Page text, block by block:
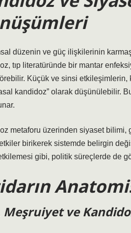
düzenin ve güç ilişkilerinin
tıp literatüründe bir mantar
Küçük ve sinsi etkileşimlerin,
kandidoz” olarak düşünülebilir.
metaforu üzerinden siyaset bilimi,
birikerek sistemde belirgin
gibi, politik süreçlerde de
Meşruiyet ve